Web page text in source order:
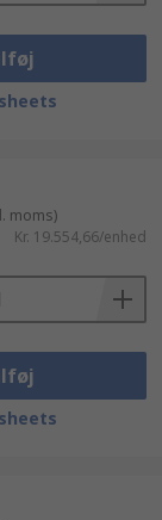
moms)
Kr. 19.554,66/enhed